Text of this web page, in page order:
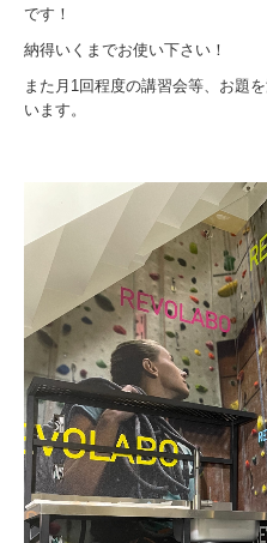
です！
納得いくまでお使い下さい！
また月1回程度の講習会等、お題
います。